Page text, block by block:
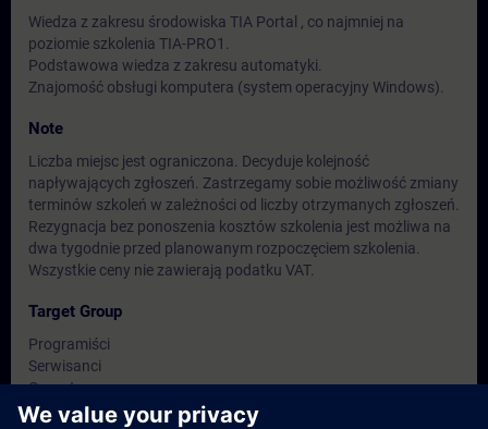
Wiedza z zakresu środowiska TIA Portal , co najmniej na
poziomie szkolenia TIA-PRO1.
Podstawowa wiedza z zakresu automatyki.
Znajomość obsługi komputera (system operacyjny Windows).
Note
Liczba miejsc jest ograniczona. Decyduje kolejność
napływających zgłoszeń. Zastrzegamy sobie możliwość zmiany
terminów szkoleń w zależności od liczby otrzymanych zgłoszeń.
Rezygnacja bez ponoszenia kosztów szkolenia jest możliwa na
dwa tygodnie przed planowanym rozpoczęciem szkolenia.
Wszystkie ceny nie zawierają podatku VAT.
Target Group
Programiści
Serwisanci
Operatorzy
Personel utrzymania ruchu